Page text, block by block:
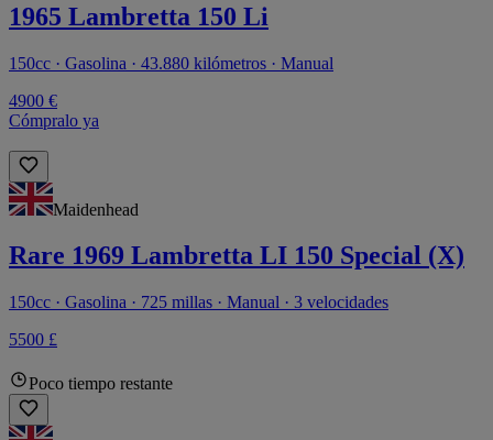
1965 Lambretta 150 Li
150cc · Gasolina · 43.880 kilómetros · Manual
4900 €
Cómpralo ya
Maidenhead
Rare 1969 Lambretta LI 150 Special (X)
150cc · Gasolina · 725 millas · Manual · 3 velocidades
5500 £
Poco tiempo restante